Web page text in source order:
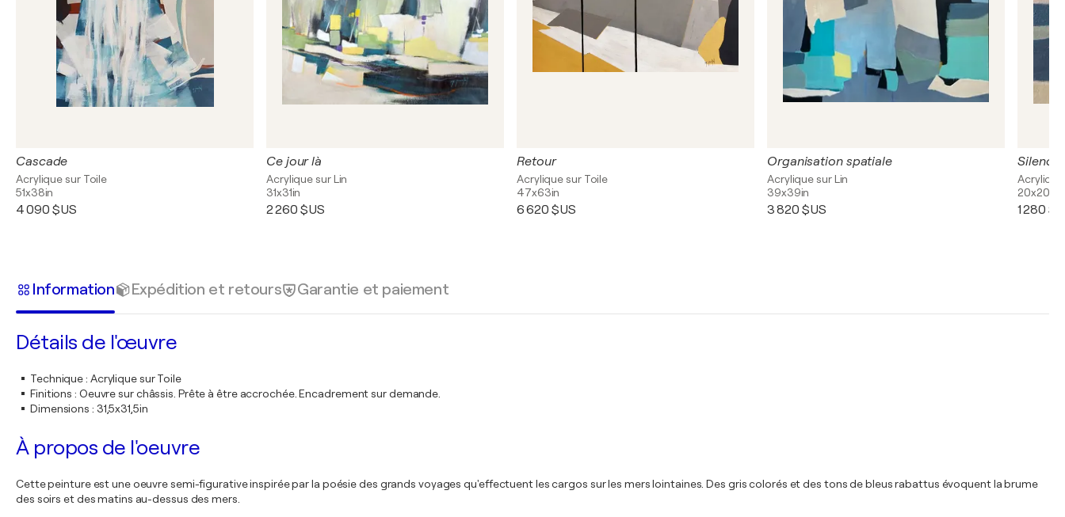
Cascade
Acrylique sur Toile
51x38in
4 090 $US
Ce jour là
Acrylique sur Lin
31x31in
2 260 $US
Retour
Acrylique sur Toile
47x63in
6 620 $US
Organisation spatiale
Acrylique sur Lin
39x39in
3 820 $US
Silence
20x20in
1 280
Information Expédition et retours Garantie et paiement
Détails de l'œuvre
Technique: Acrylique sur Toile
Finitions : Oeuvre sur châssis. Prête à être accrochée. Encadrement sur demande.
Dimensions : 31,5x31,5in
À propos de l'oeuvre
Cette peinture est une oeuvre semi-figurative inspirée par la poésie des grands voyages qu'effectuent les cargos sur les mers lointaines. Des gris colorés et des tons de bleus rabattus évoquent la brume
des soirs et des matins au-dessus des mers.